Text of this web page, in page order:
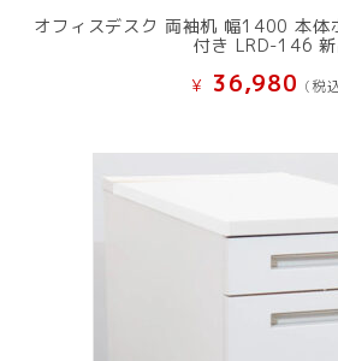
オフィスデスク 両袖机 幅1400 本体
付き LRD-146 新
¥ 36,980 (税